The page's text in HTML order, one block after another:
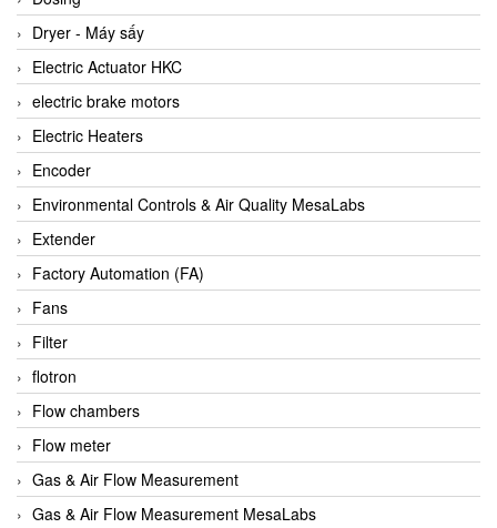
ANDILOG Technologies Vietnam
Anritsu
ANTEC S.A
Antico pumps
Anybus/ HMS
AOBEN
Apex Dynamics Vietnam
Apex Dynamics Vietnam
Apiste
APLISENS VietNam
Apollo Fire
Appleton
AQ Matic
Aqualabo Vietnam
Aquametro
Dryer - Máy sấy
Electric Actuator HKC
electric brake motors
Electric Heaters
Encoder
Environmental Controls & Air Quality MesaLabs
Extender
Factory Automation (FA)
Fans
Filter
flotron
Flow chambers
Flow meter
Gas & Air Flow Measurement
Gas & Air Flow Measurement MesaLabs